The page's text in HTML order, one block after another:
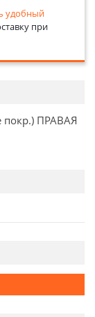
удобный
при
покр.) ПРАВАЯ